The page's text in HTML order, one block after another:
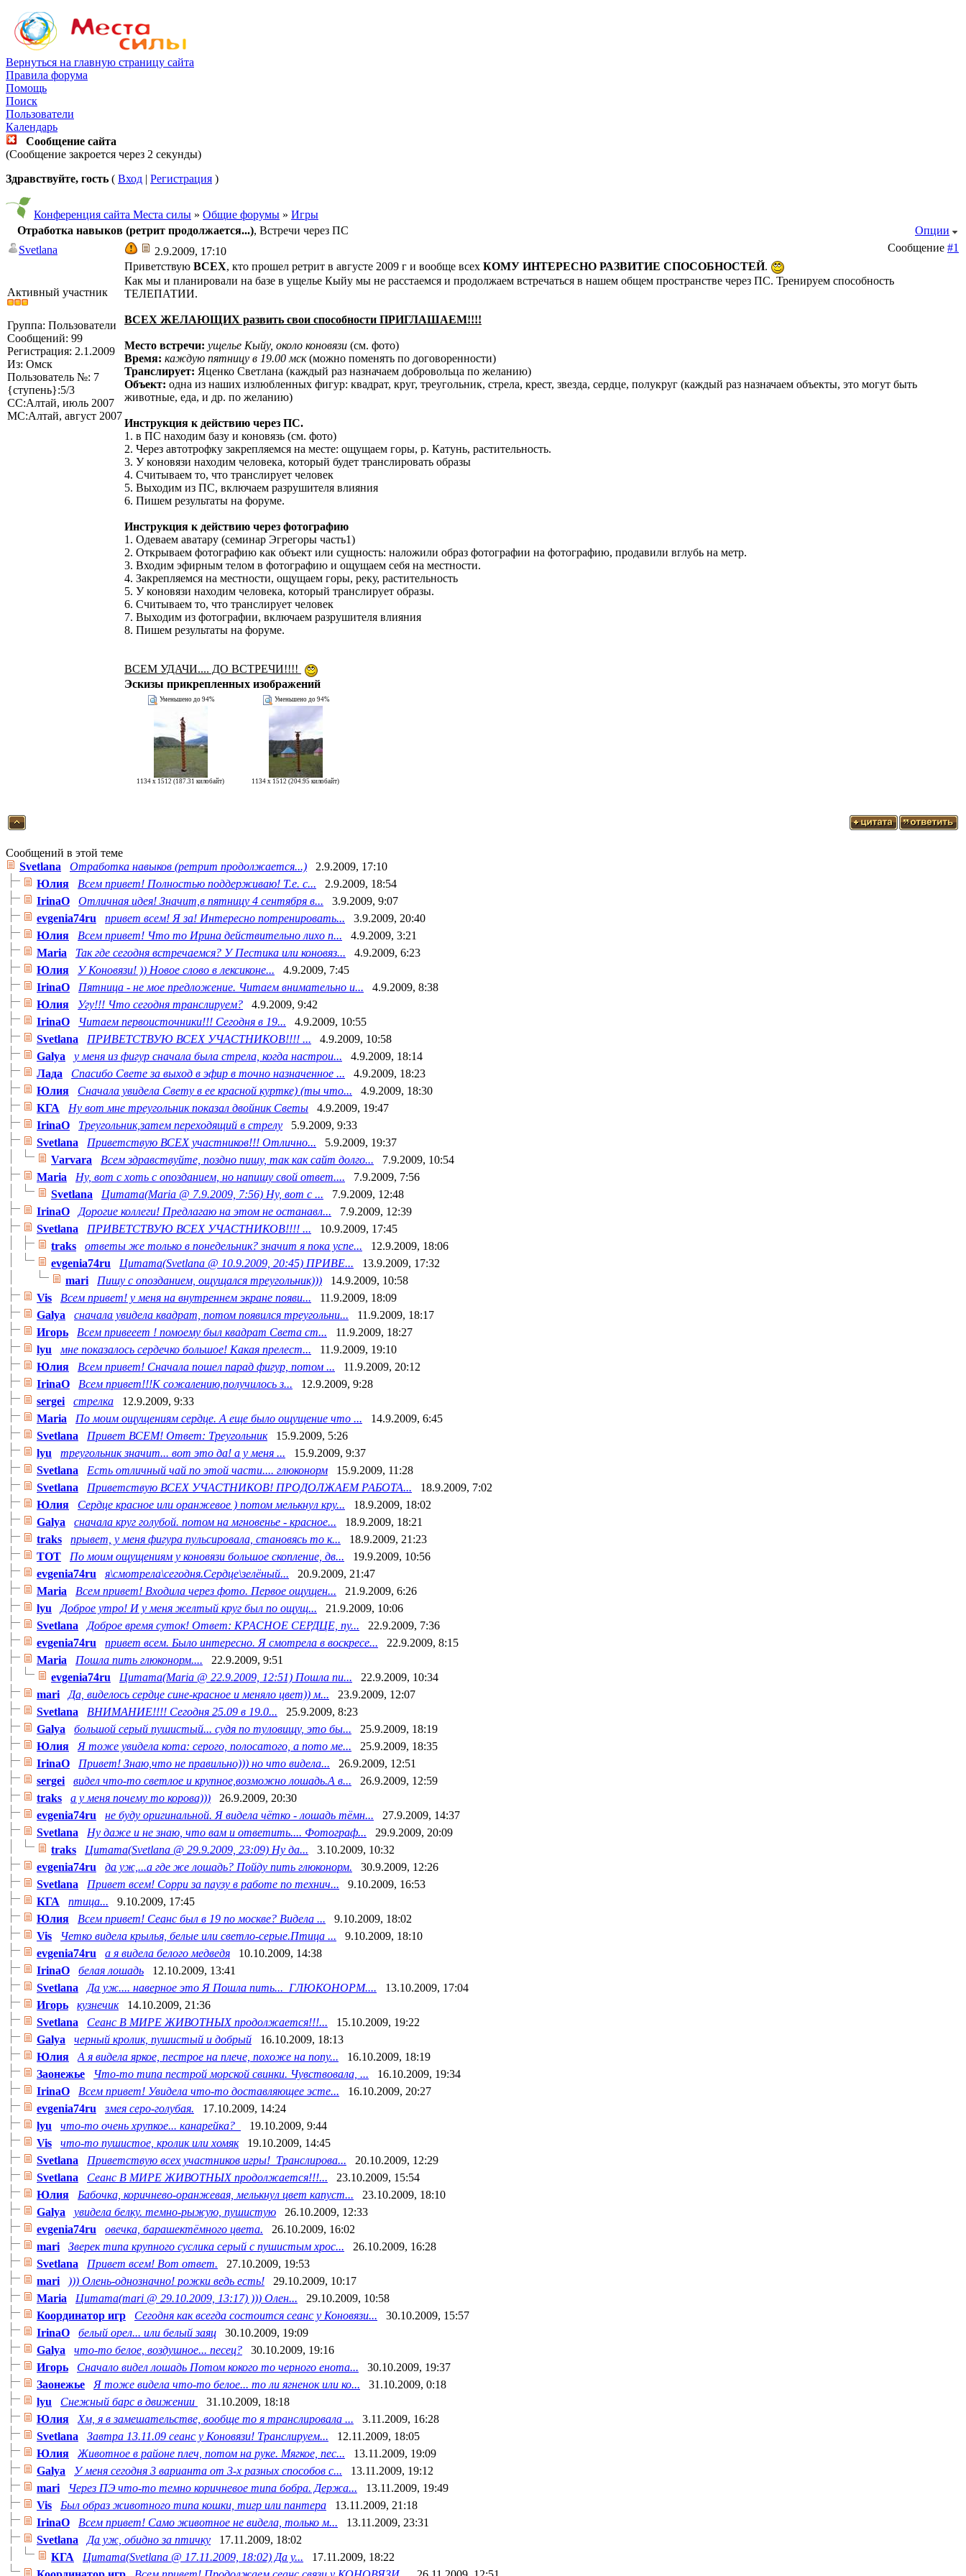
Вернуться на главную страницу сайта
Правила форума
Помощь
Поиск
Пользователи
Календарь
Сообщение сайта
(Сообщение закроется через 2 секунды)
Здравствуйте, гость ( Вход | Регистрация )
Конференция сайта Места силы » Общие форумы » Игры
Отработка навыков (ретрит продолжается...), Встречи через ПС
Опции
Svetlana
2.9.2009, 17:10 Сообщение #1
Активный участник
Группа: Пользователи
Сообщений: 99
Регистрация: 2.1.2009
Из: Омск
Пользователь №: 7
{ступень}:5/3
СС:Алтай, июль 2007
МС:Алтай, август 2007
Приветствую ВСЕХ, кто прошел ретрит в августе 2009 г и вообще всех КОМУ ИНТЕРЕСНО РАЗВИТИЕ СПОСОБНОСТЕЙ.
Как мы и планировали на базе в ущелье Кыйу мы не расстаемся и продолжаем встречаться в нашем общем пространстве через ПС. Тренируем способность
ТЕЛЕПАТИИ.
ВСЕХ ЖЕЛАЮЩИХ развить свои способности ПРИГЛАШАЕМ!!!!
Место встречи: ущелье Кыйу, около коновязи (см. фото)
Время: каждую пятницу в 19.00 мск(можно поменять по договоренности)
Транслирует: Яценко Светлана (каждый раз назначаем добровольца по желанию)
Объект: одна из наших излюбленных фигур: квадрат, круг, треугольник, стрела, крест, звезда, сердце, полукруг (каждый раз назначаем объекты, это могут быть
животные, еда, и др. по желанию)
Инструкция к действию через ПС.
1. в ПС находим базу и коновязь (см. фото)
2. Через автотрофку закрепляемся на месте: ощущаем горы, р. Катунь, растительность.
3. У коновязи находим человека, который будет транслировать образы
4. Считываем то, что транслирует человек
5. Выходим из ПС, включаем разрушителя влияния
6. Пишем результаты на форуме.
Инструкция к действию через фотографию
1. Одеваем аватару (семинар Эгрегоры часть1)
2. Открываем фотографию как объект или сущность: наложили образ фотографии на фотографию, продавили вглубь на метр.
3. Входим эфирным телом в фотографию и ощущаем себя на местности.
4. Закрепляемся на местности, ощущаем горы, реку, растительность
5. У коновязи находим человека, который транслирует образы.
6. Считываем то, что транслирует человек
7. Выходим из фотографии, включаем разрушителя влияния
8. Пишем результаты на форуме.
ВСЕМ УДАЧИ.... ДО ВСТРЕЧИ!!!!
Эскизы прикрепленных изображений
Уменьшено до 94%
1134 x 1512 (187.31 килобайт)
Уменьшено до 94%
1134 x 1512 (204.95 килобайт)
Сообщений в этой теме
Svetlana
Отработка навыков (ретрит продолжается...)
2.9.2009, 17:10
Юлия
Всем привет! Полностью поддерживаю! Т.е. с...
2.9.2009, 18:54
IrinaO
Отличная идея! Значит,в пятницу 4 сентября в...
3.9.2009, 9:07
evgenia74ru
привет всем! Я за! Интересно потренировать...
3.9.2009, 20:40
Юлия
Всем привет! Что то Ирина действительно лихо п...
4.9.2009, 3:21
Maria
Так где сегодня встречаемся? У Пестика или коновяз...
4.9.2009, 6:23
Юлия
У Коновязи! )) Новое слово в лексиконе...
4.9.2009, 7:45
IrinaO
Пятница - не мое предложение. Читаем внимательно и...
4.9.2009, 8:38
Юлия
Угу!!! Что сегодня транслируем?
4.9.2009, 9:42
IrinaO
Читаем первоисточники!!! Сегодня в 19...
4.9.2009, 10:55
Svetlana
ПРИВЕТСТВУЮ ВСЕХ УЧАСТНИКОВ!!!! ...
4.9.2009, 10:58
Galya
у меня из фигур сначала была стрела, когда настрои...
4.9.2009, 18:14
Лада
Спасибо Свете за выход в эфир в точно назначенное ...
4.9.2009, 18:23
Юлия
Сначала увидела Свету в ее красной куртке) (ты что...
4.9.2009, 18:30
КГА
Ну вот мне треугольник показал двойник Светы
4.9.2009, 19:47
IrinaO
Треугольник,затем переходящий в стрелу
5.9.2009, 9:33
Svetlana
Приветствую ВСЕХ участников!!! Отлично...
5.9.2009, 19:37
Varvara
Всем здравствуйте, поздно пишу, так как сайт долго...
7.9.2009, 10:54
Maria
Ну, вот с хоть с опозданием, но напишу свой ответ....
7.9.2009, 7:56
Svetlana
Цитата(Maria @ 7.9.2009, 7:56) Ну, вот с ...
7.9.2009, 12:48
IrinaO
Дорогие коллеги! Предлагаю на этом не останавл...
7.9.2009, 12:39
Svetlana
ПРИВЕТСТВУЮ ВСЕХ УЧАСТНИКОВ!!!! ...
10.9.2009, 17:45
traks
ответы же только в понедельник? значит я пока успе...
12.9.2009, 18:06
evgenia74ru
Цитата(Svetlana @ 10.9.2009, 20:45) ПРИВЕ...
13.9.2009, 17:32
mari
Пишу с опозданием, ощущался треугольник)))
14.9.2009, 10:58
Vis
Всем привет! у меня на внутреннем экране появи...
11.9.2009, 18:09
Galya
сначала увидела квадрат, потом появился треугольни...
11.9.2009, 18:17
Игорь
Всем привееет ! помоему был квадрат Света ст...
11.9.2009, 18:27
lyu
мне показалось сердечко большое! Какая прелест...
11.9.2009, 19:10
Юлия
Всем привет! Сначала пошел парад фигур, потом ...
11.9.2009, 20:12
IrinaO
Всем привет!!!К сожалению,получилось з...
12.9.2009, 9:28
sergei
стрелка
12.9.2009, 9:33
Maria
По моим ощущениям сердце. А еще было ощущение что ...
14.9.2009, 6:45
Svetlana
Привет ВСЕМ! Ответ: Треугольник
15.9.2009, 5:26
lyu
треугольник значит... вот это да! а у меня ...
15.9.2009, 9:37
Svetlana
Есть отличный чай по этой части.... глюконорм
15.9.2009, 11:28
Svetlana
Приветствую ВСЕХ УЧАСТНИКОВ! ПРОДОЛЖАЕМ РАБОТА...
18.9.2009, 7:02
Юлия
Сердце красное или оранжевое ) потом мелькнул кру...
18.9.2009, 18:02
Galya
сначала круг голубой. потом на мгновенье - красное...
18.9.2009, 18:21
traks
прывет, у меня фигура пульсировала, становясь то к...
18.9.2009, 21:23
TOT
По моим ощущениям у коновязи большое скопление, дв...
19.9.2009, 10:56
evgenia74ru
я\смотрела\сегодня.Сердце\зелёный...
20.9.2009, 21:47
Maria
Всем привет! Входила через фото. Первое ощущен...
21.9.2009, 6:26
lyu
Доброе утро! И у меня желтый круг был по ощущ...
21.9.2009, 10:06
Svetlana
Доброе время суток! Ответ: КРАСНОЕ СЕРДЦЕ, пу...
22.9.2009, 7:36
evgenia74ru
привет всем. Было интересно. Я смотрела в воскресе...
22.9.2009, 8:15
Maria
Пошла пить глюконорм....
22.9.2009, 9:51
evgenia74ru
Цитата(Maria @ 22.9.2009, 12:51) Пошла пи...
22.9.2009, 10:34
mari
Да, виделось сердце сине-красное и меняло цвет)) м...
23.9.2009, 12:07
Svetlana
ВНИМАНИЕ!!!! Сегодня 25.09 в 19.0...
25.9.2009, 8:23
Galya
большой серый пушистый... судя по туловищу, это бы...
25.9.2009, 18:19
Юлия
Я тоже увидела кота: серого, полосатого, а пото ме...
25.9.2009, 18:35
IrinaO
Привет! Знаю,что не правильно))) но что видела...
26.9.2009, 12:51
sergei
видел что-то светлое и крупное,возможно лошадь.А в...
26.9.2009, 12:59
traks
а у меня почему то корова)))
26.9.2009, 20:30
evgenia74ru
не буду оригинальной. Я видела чётко - лошадь тёмн...
27.9.2009, 14:37
Svetlana
Ну даже и не знаю, что вам и ответить.... Фотограф...
29.9.2009, 20:09
traks
Цитата(Svetlana @ 29.9.2009, 23:09) Ну да...
3.10.2009, 10:32
evgenia74ru
да уж,...а где же лошадь? Пойду пить глюконорм.
30.9.2009, 12:26
Svetlana
Привет всем! Сорри за паузу в работе по технич...
9.10.2009, 16:53
КГА
птица...
9.10.2009, 17:45
Юлия
Всем привет! Сеанс был в 19 по москве? Видела ...
9.10.2009, 18:02
Vis
Четко видела крылья, белые или светло-серые.Птица ...
9.10.2009, 18:10
evgenia74ru
а я видела белого медведя
10.10.2009, 14:38
IrinaO
белая лошадь
12.10.2009, 13:41
Svetlana
Да уж.... наверное это Я Пошла пить... ГЛЮКОНОРМ....
13.10.2009, 17:04
Игорь
кузнечик
14.10.2009, 21:36
Svetlana
Сеанс В МИРЕ ЖИВОТНЫХ продолжается!!!...
15.10.2009, 19:22
Galya
черный кролик, пушистый и добрый
16.10.2009, 18:13
Юлия
А я видела яркое, пестрое на плече, похоже на попу...
16.10.2009, 18:19
Заонежье
Что-то типа пестрой морской свинки. Чувствовала, ...
16.10.2009, 19:34
IrinaO
Всем привет! Увидела что-то доставляющее эсте...
16.10.2009, 20:27
evgenia74ru
змея серо-голубая.
17.10.2009, 14:24
lyu
что-то очень хрупкое... канарейка?
19.10.2009, 9:44
Vis
что-то пушистое, кролик или хомяк
19.10.2009, 14:45
Svetlana
Приветствую всех участников игры! Транслирова...
20.10.2009, 12:29
Svetlana
Сеанс В МИРЕ ЖИВОТНЫХ продолжается!!!...
23.10.2009, 15:54
Юлия
Бабочка, коричнево-оранжевая, мелькнул цвет капуст...
23.10.2009, 18:10
Galya
увидела белку. темно-рыжую, пушистую
26.10.2009, 12:33
evgenia74ru
овечка, барашектёмного цвета.
26.10.2009, 16:02
mari
Зверек типа крупного суслика серый с пушистым хрос...
26.10.2009, 16:28
Svetlana
Привет всем! Вот ответ.
27.10.2009, 19:53
mari
))) Олень-однозначно! рожки ведь есть!
29.10.2009, 10:17
Maria
Цитата(mari @ 29.10.2009, 13:17) ))) Олен...
29.10.2009, 10:58
Координатор игр
Сегодня как всегда состоится сеанс у Коновязи...
30.10.2009, 15:57
IrinaO
белый орел... или белый заяц
30.10.2009, 19:09
Galya
что-то белое, воздушное... песец?
30.10.2009, 19:16
Игорь
Сначало видел лошадь Потом кокого то черного енота...
30.10.2009, 19:37
Заонежье
Я тоже видела что-то белое... то ли ягненок или ко...
31.10.2009, 0:18
lyu
Снежный барс в движении
31.10.2009, 18:18
Юлия
Хм, я в замешательстве, вообще то я транслировала ...
3.11.2009, 16:28
Svetlana
Завтра 13.11.09 сеанс у Коновязи! Транслируем...
12.11.2009, 18:05
Юлия
Животное в районе плеч, потом на руке. Мягкое, пес...
13.11.2009, 19:09
Galya
У меня сегодня 3 варианта от 3-х разных способов с...
13.11.2009, 19:12
mari
Через ПЭ что-то темно коричневое типа бобра. Держа...
13.11.2009, 19:49
Vis
Был образ животного типа кошки, тигр или пантера
13.11.2009, 21:18
IrinaO
Всем привет! Само животное не видела, только м...
13.11.2009, 23:31
Svetlana
Да уж, обидно за птичку
17.11.2009, 18:02
КГА
Цитата(Svetlana @ 17.11.2009, 18:02) Да у...
17.11.2009, 18:22